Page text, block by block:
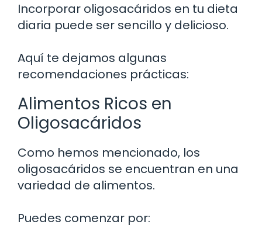
Incorporar oligosacáridos en tu dieta
diaria puede ser sencillo y delicioso.
Aquí te dejamos algunas
recomendaciones prácticas:
Alimentos Ricos en
Oligosacáridos
Como hemos mencionado, los
oligosacáridos se encuentran en una
variedad de alimentos.
Puedes comenzar por: